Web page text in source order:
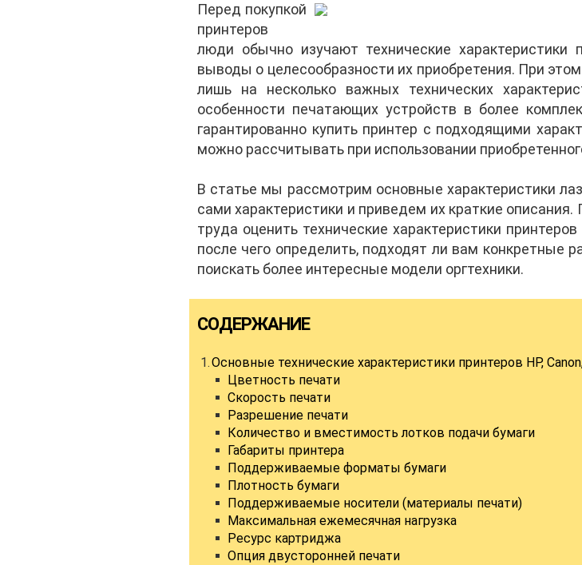
Перед покупкой
принтеров
люди обычно изучают технические
выводы о целесообразности их приобретения. При
лишь на несколько важных технических
особенности печатающих устройств в более
гарантированно купить принтер с подходящими
можно рассчитывать при использовании
В статье мы рассмотрим основные характеристики
сами характеристики и приведем их краткие
труда оценить технические характеристики
после чего определить, подходят ли вам конкретные
поискать более интересные модели оргтехники.
СОДЕРЖАНИЕ
Основные технические характеристики принтеров HP,
Цветность печати
Скорость печати
Разрешение печати
Количество и вместимость лотков подачи бумаги
Габариты принтера
Поддерживаемые форматы бумаги
Плотность бумаги
Поддерживаемые носители (материалы печати)
Максимальная ежемесячная нагрузка
Ресурс картриджа
Опция двусторонней печати